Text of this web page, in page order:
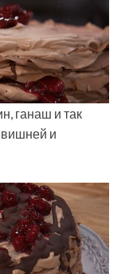
ганаш и так
и